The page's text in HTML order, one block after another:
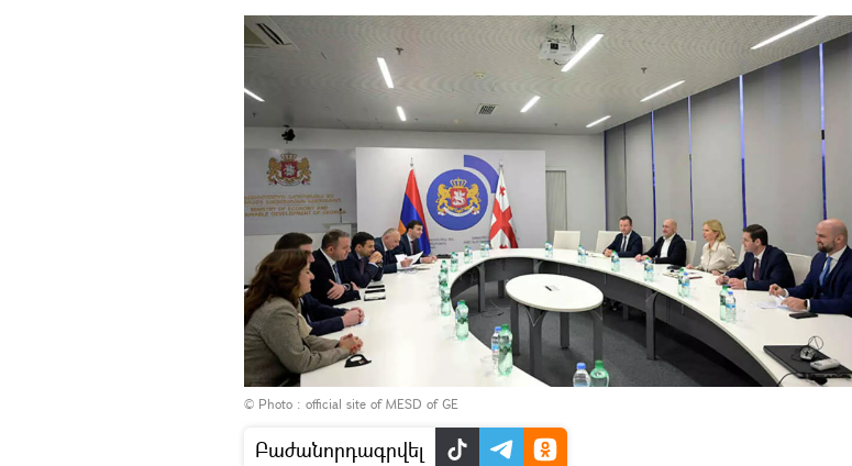
© Photo : official site of MESD of GE
Բաժանորդագրվել